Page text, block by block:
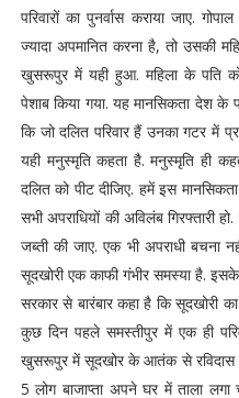
परिवारों का पुनर्वास कराया जाए.
ज्यादा अपमानित करना है, तो उसकी
खुसरूपुर में यही हुआ. महिला के पति
पेशाब किया गया. यह मानसिकता देश के
कि जो दलित परिवार हैं उनका गटर में
यही मनुस्मृति कहता है. मनुस्मृति ही
दलित को पीट दीजिए. हमें इस
सभी अपराधियों की अविलंब गिरफ्तारी
जब्ती की जाए. एक भी अपराधी बचना
सूदखोरी एक काफी गंभीर समस्या है.
सरकार से बारंबार कहा है कि सूदखोरी
कुछ दिन पहले समस्तीपुर में एक ही
खुसरूपुर में सूदखोर के आतंक से रविदास
5 लोग बाजाप्ता अपने घर में ताला